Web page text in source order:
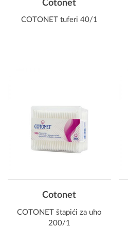
Cotonet
COTONET tuferi 40/1
Cotonet
COTONET štapići za uho
200/1